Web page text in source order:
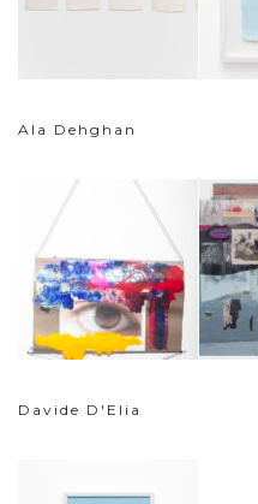
Ala Dehghan
Davide D'Elia